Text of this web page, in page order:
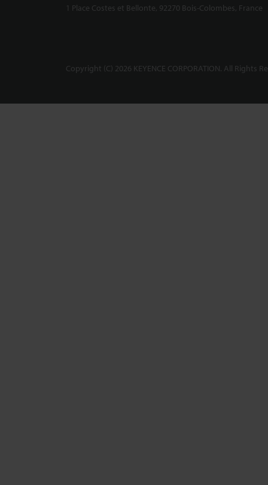
1 Place Costes et Bellonte, 92270 Bois-Colombes, France
Copyright (C) 2026 KEYENCE CORPORATION. All Rights